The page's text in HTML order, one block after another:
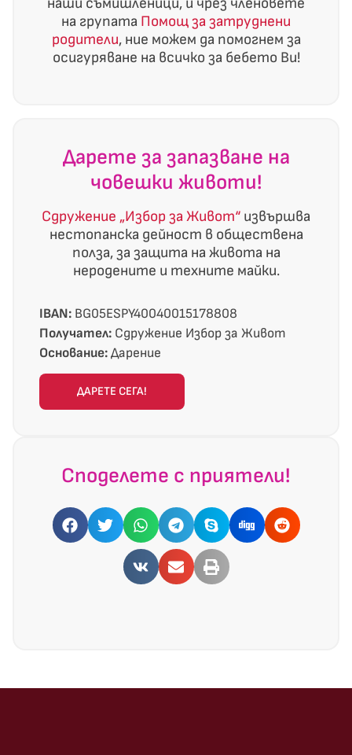
наши съмишленици, и чрез членовете
на групата Помощ за затруднени
родители, ние можем да помогнем за
осигуряване на всичко за бебето Ви!
Дарете за запазване на
човешки животи!
Сдружение „Избор за Живот“ извършва
нестопанска дейност в обществена
полза, за защита на живота на
неродените и техните майки.
IBAN: BG05ESPY40040015178808
Получател: Сдружение Избор за Живот
Основание:Дарение
ДАРЕТЕ СЕГА!
Споделете с приятели!